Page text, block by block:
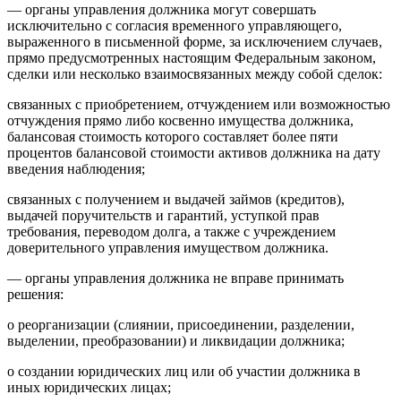
— органы управления должника могут совершать
исключительно с согласия временного управляющего,
выраженного в письменной форме, за исключением случаев,
прямо предусмотренных настоящим Федеральным законом,
сделки или несколько взаимосвязанных между собой сделок:
связанных с приобретением, отчуждением или возможностью
отчуждения прямо либо косвенно имущества должника,
балансовая стоимость которого составляет более пяти
процентов балансовой стоимости активов должника на дату
введения наблюдения;
связанных с получением и выдачей займов (кредитов),
выдачей поручительств и гарантий, уступкой прав
требования, переводом долга, а также с учреждением
доверительного управления имуществом должника.
— органы управления должника не вправе принимать
решения:
о реорганизации (слиянии, присоединении, разделении,
выделении, преобразовании) и ликвидации должника;
о создании юридических лиц или об участии должника в
иных юридических лицах;